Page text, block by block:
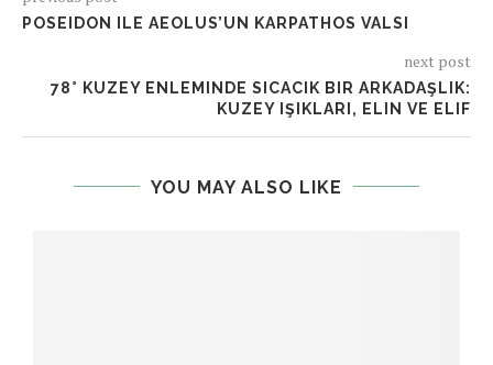
POSEIDON ILE AEOLUS’UN KARPATHOS VALSI
next post
78° KUZEY ENLEMINDE SICACIK BIR ARKADAŞLIK:
KUZEY IŞIKLARI, ELIN VE ELIF
YOU MAY ALSO LIKE